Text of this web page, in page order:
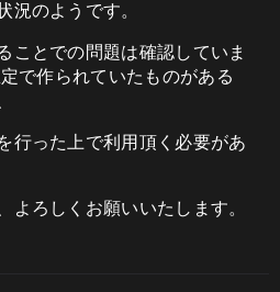
況のようです。
ことでの問題は確認していま
で作られていたものがある
行った上で利用頂く必要があ
よろしくお願いいたします。